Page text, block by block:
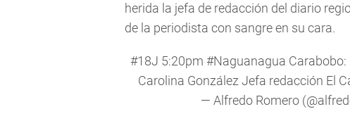
herida la jefa de redacción del diario
de la periodista con sangre en su cara.
#18J 5:20pm #Naguanagua
Carolina González Jefa redacción El
— Alfredo Romero